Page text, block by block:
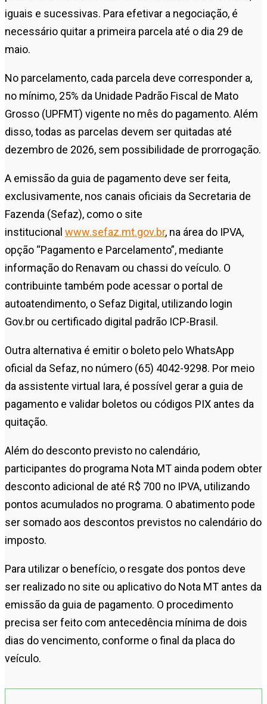
iguais e sucessivas. Para efetivar a negociação, é
necessário quitar a primeira parcela até o dia 29 de
maio.
No parcelamento, cada parcela deve corresponder a,
no mínimo, 25% da Unidade Padrão Fiscal de Mato
Grosso (UPFMT) vigente no mês do pagamento. Além
disso, todas as parcelas devem ser quitadas até
dezembro de 2026, sem possibilidade de prorrogação.
A emissão da guia de pagamento deve ser feita,
exclusivamente, nos canais oficiais da Secretaria de
Fazenda (Sefaz), como o site
institucional www.sefaz.mt.gov.br, na área do IPVA,
opção “Pagamento e Parcelamento”, mediante
informação do Renavam ou chassi do veículo. O
contribuinte também pode acessar o portal de
autoatendimento, o Sefaz Digital, utilizando login
Gov.br ou certificado digital padrão ICP-Brasil.
Outra alternativa é emitir o boleto pelo WhatsApp
oficial da Sefaz, no número (65) 4042-9298. Por meio
da assistente virtual Iara, é possível gerar a guia de
pagamento e validar boletos ou códigos PIX antes da
quitação.
Além do desconto previsto no calendário,
participantes do programa Nota MT ainda podem obter
desconto adicional de até R$ 700 no IPVA, utilizando
pontos acumulados no programa. O abatimento pode
ser somado aos descontos previstos no calendário do
imposto.
Para utilizar o benefício, o resgate dos pontos deve
ser realizado no site ou aplicativo do Nota MT antes da
emissão da guia de pagamento. O procedimento
precisa ser feito com antecedência mínima de dois
dias do vencimento, conforme o final da placa do
veículo.